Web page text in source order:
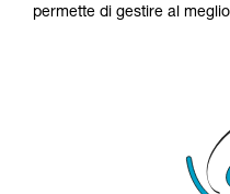
permette di gestire al